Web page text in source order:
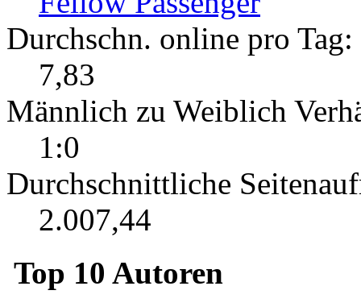
Durchschn. online pro Tag:
7,83
Männlich zu Weiblich
1:0
Durchschnittliche
2.007,44
Top 10 Autoren